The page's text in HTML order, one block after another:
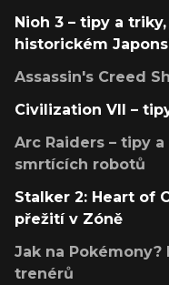
Nioh 3 – tipy a
historickém
Assassin's Creed
Civilization VII –
Arc Raiders – tipy
smrtících robotů
Stalker 2: Heart of
přežití v Zóně
Jak na
trenérů